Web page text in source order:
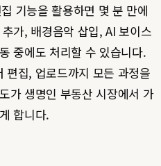
기능을 활용하면 몇 분 만에
가, 배경음악 삽입, AI 보이스
중에도 처리할 수 있습니다.
편집, 업로드까지 모든 과정을
가 생명인 부동산 시장에서 가
합니다.